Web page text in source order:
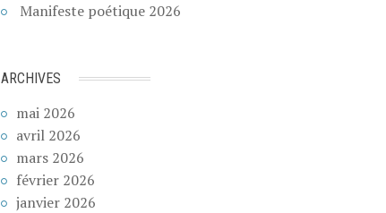
Manifeste poétique 2026
ARCHIVES
mai 2026
avril 2026
mars 2026
février 2026
janvier 2026